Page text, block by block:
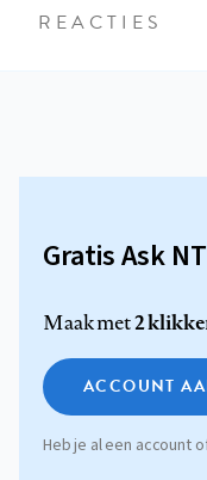
REACTIES
Gratis Ask
Maak met2
ACCOUNT
Heb je al een account